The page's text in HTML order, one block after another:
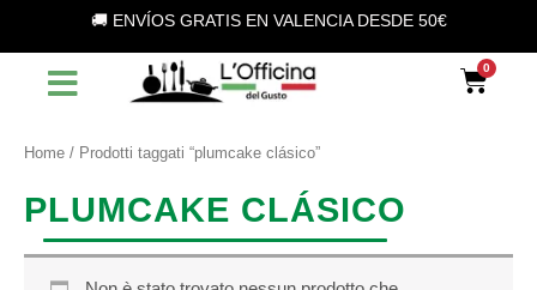
contenuto
🚚 ENVÍOS GRATIS EN VALENCIA DESDE 50€
l
o
u
a
Home / Prodotti taggati “plumcake clásico”
PLUMCAKE CLÁSICO